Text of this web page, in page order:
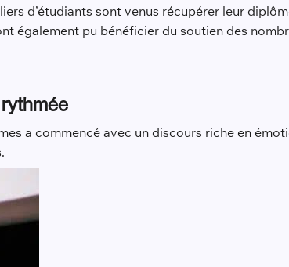
d’étudiants sont venus récupérer leur
également pu bénéficier du soutien des
a commencé avec un discours riche en